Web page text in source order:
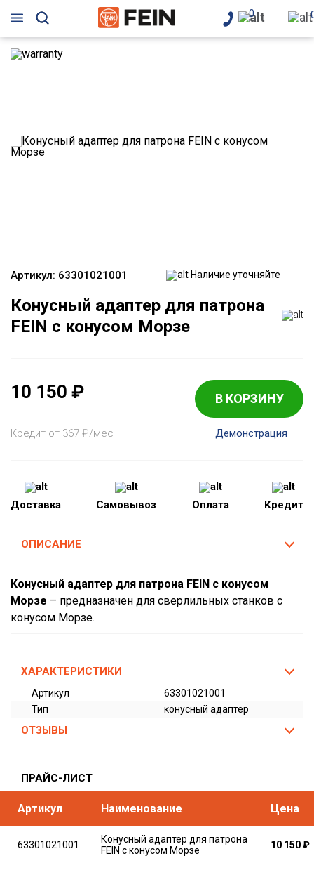
0
Артикул: 63301021001 Наличие уточняйте
Конусный адаптер для патрона
FEIN с конусом Морзе
10 150 ₽ В КОРЗИНУ
Кредит от 367 ₽/мес Демонстрация
Доставка Самовывоз Оплата Кредит
ОПИСАНИЕ
Конусный адаптер для патрона FEIN с конусом
Морзе – предназначен для сверлильных станков с
конусом Морзе.
ХАРАКТЕРИСТИКИ
Артикул
63301021001
Тип
конусный адаптер
ОТЗЫВЫ
ПРАЙС-ЛИСТ
Артикул Наименование Цена
63301021001
Конусный адаптер для патрона
FEIN с конусом Морзе
10 150₽